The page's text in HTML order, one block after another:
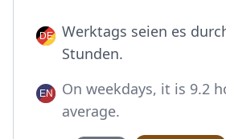
Werktags seien es
Stunden.
On weekdays, it is 9.2
average.